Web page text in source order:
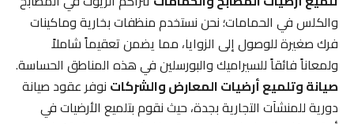
والكلس في الحمامات؛ نحن نستخدم منظفات بخارية وماكينات
فرك صغيرة للوصول إلى الزوايا، مما يضمن تعقيماً شاملاً
ولمعاناً فائقاً للسيراميك والبورسلين في هذه المناطق الحساسة.
صيانة وتلميع أرضيات المعارض والشركاتنوفر عقود صيانة
دورية للمنشآت التجارية بجدة، حيث نقوم بتلميع الأرضيات في